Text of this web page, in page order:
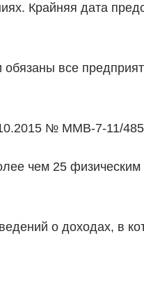
Крайняя дата
обязаны все
№ ММВ-7-11/
чем 25
о доходах, в